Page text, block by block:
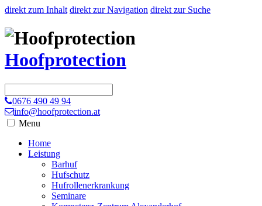
direkt zum Inhalt direkt zur Navigation direkt zur Suche
Hoofprotection
0676 490 49 94
info@hoofprotection.at
Menu
Home
Leistung
Barhuf
Hufschutz
Hufrollenerkrankung
Seminare